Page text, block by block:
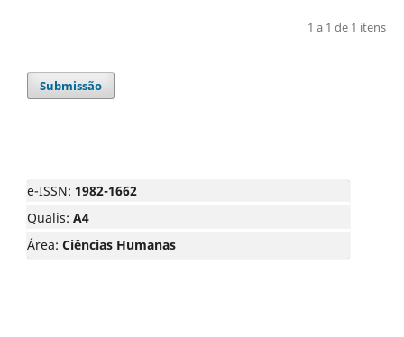
1 a 1 de 1 itens
Submissão
e-ISSN: 1982-1662
Qualis: A4
Área: Ciências Humanas